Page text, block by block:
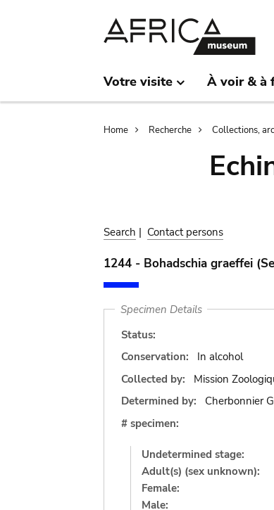
Votre visite À voir & à
Breadcrumb
Home Recherche Collections,
Search | Contact persons
1244 - Bohadschia graeffei
Specimen Details
Status:
Conservation:
In alcohol
Collected by:
Mission
Determined by:
Cherbonnier
# specimen:
Undetermined stage:
Adult(s) (sex unknown):
Female:
Male: